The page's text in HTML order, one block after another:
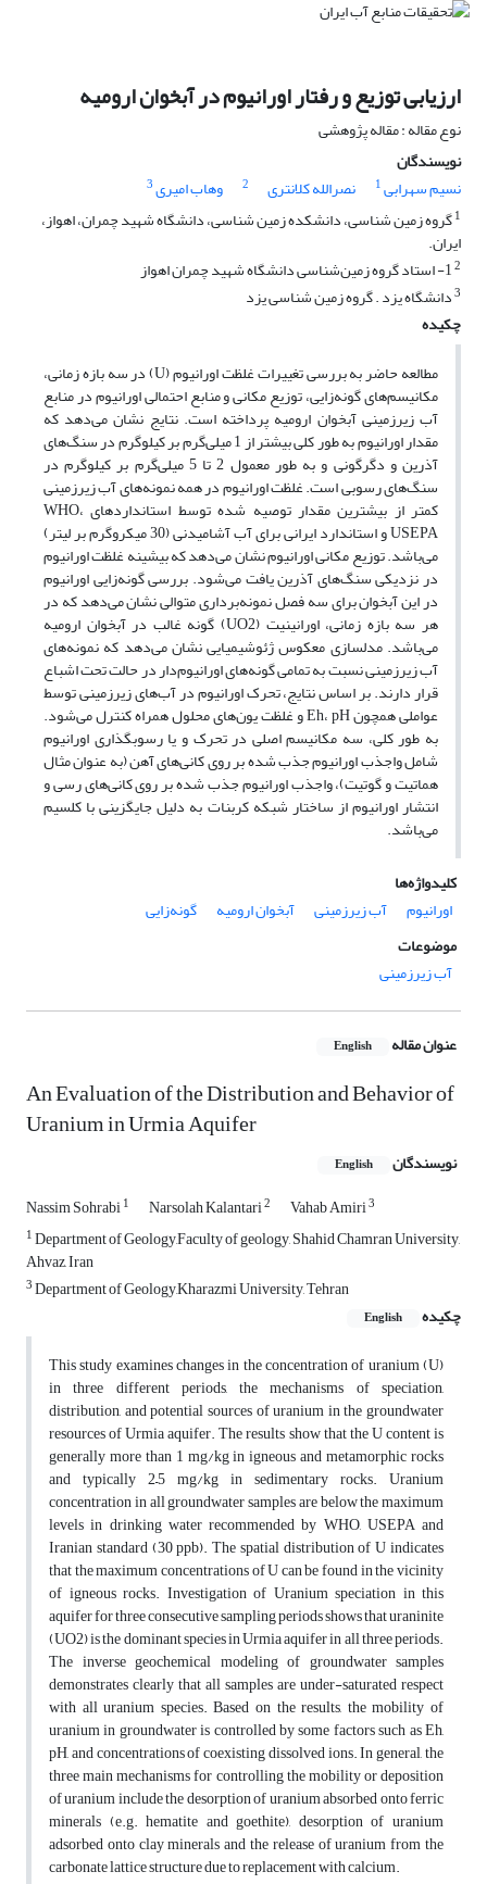
ارزیابی توزیع و رفتار اورانیوم در آبخوان ارومیه
نوع مقاله : مقاله پژوهشی
نویسندگان
نسیم سهرابی1 نصرالله کلانتری 2 وهاب امیری3
1گروه زمین شناسی، دانشکده زمین شناسی، دانشگاه شهید چمران، اهواز،
ایران.
2
3دانشگاه یزد . گروه زمین شناسی یزد
چکیده
مطالعه حاضر به بررسی تغییرات غلظت اورانیوم (U) در سه بازه زمانی،
مکانیسم‌های گونه‌‌زایی، توزیع مکانی و منابع احتمالی اورانیوم در منابع
آب‌ زیرزمینی آبخوان ارومیه پرداخته است. نتایج نشان می‌دهد که
مقدار اورانیوم به طور کلی بیشتر از 1 میلی‌گرم بر کیلوگرم در سنگ‌های
آذرین و دگرگونی و به طور معمول 2 تا 5 میلی‌گرم بر کیلوگرم در
سنگ‌های رسوبی است. غلظت اورانیوم در همه نمونه‌های آب زیرزمینی
کمتر از بیشترین مقدار توصیه شده توسط استانداردهای WHO،
USEPA و استاندارد ایرانی برای آب آشامیدنی (30 میکروگرم بر لیتر)
می‌باشد. توزیع مکانی اورانیوم نشان می‌دهد که بیشینه غلظت اورانیوم
در نزدیکی سنگ‌های آذرین یافت می‌شود. بررسی گونه‌زایی اورانیوم
در این آبخوان برای سه فصل نمونه‌برداری متوالی نشان می‌دهد که در
هر سه بازه زمانی، اورانینیت (UO2) گونه غالب در آبخوان ارومیه
می‌باشد. مدلسازی معکوس ژئوشیمیایی نشان می‌دهد که نمونه‌های
آب زیرزمینی نسبت به تمامی گونه‌های اورانیوم‌دار در حالت تحت اشباع
قرار دارند. بر اساس نتایج، تحرک اورانیوم در آب‌‌‌‌های زیرزمینی توسط
عواملی همچون Eh، pH و غلظت یون‌های محلول همراه کنترل می‌شود.
به طور کلی، سه مکانیسم اصلی در تحرک و یا رسوبگذاری اورانیوم
شامل واجذب اورانیوم جذب شده بر روی کانی‌های آهن (به عنوان مثال
هماتیت و گوتیت)، واجذب اورانیوم جذب شده بر روی کانی‌های رسی و
انتشار اورانیوم از ساختار شبکه کربنات به دلیل جایگزینی با کلسیم
می‌باشد.
کلیدواژه‌ها
اورانیوم
آب زیرزمینی آبخوان ارومیه
گونه‌زایی
موضوعات
آب زیرزمینی
عنوان مقاله English
An Evaluation of the Distribution and Behavior of
Uranium in Urmia Aquifer
نویسندگان English
Nassim Sohrabi1 Narsolah Kalantari2 Vahab Amiri3
1Department of Geology,Faculty of geology, Shahid Chamran University,
Ahvaz, Iran
3Department of Geology,Kharazmi University, Tehran
چکیده
English
This study examines changes in the concentration of uranium (U)
in three different periods, the mechanisms of speciation,
distribution, and potential sources of uranium in the groundwater
resources of Urmia aquifer. The results show that the U content is
generally more than 1 mg/kg in igneous and metamorphic rocks
and typically 2–5 mg/kg in sedimentary rocks. Uranium
concentration in all groundwater samples are below the maximum
levels in drinking water recommended by WHO, USEPA and
Iranian standard (30 ppb). The spatial distribution of U indicates
that the maximum concentrations of U can be found in the vicinity
of igneous rocks. Investigation of Uranium speciation in this
aquifer for three consecutive sampling periods shows that uraninite
(UO2) is the dominant species in Urmia aquifer in all three periods.
The inverse geochemical modeling of groundwater samples
demonstrates clearly that all samples are under-saturated respect
with all uranium species. Based on the results, the mobility of
uranium in groundwater is controlled by some factors such as Eh,
pH, and concentrations of coexisting dissolved ions. In general, the
three main mechanisms for controlling the mobility or deposition
of uranium include the desorption of uranium absorbed onto ferric
minerals (e.g. hematite and goethite), desorption of uranium
adsorbed onto clay minerals and the release of uranium from the
carbonate lattice structure due to replacement with calcium.